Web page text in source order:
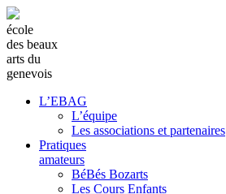
école
des beaux
arts du
genevois
L’EBAG
L’équipe
Les associations et partenaires
Pratiques
amateurs
BéBés Bozarts
Les Cours Enfants